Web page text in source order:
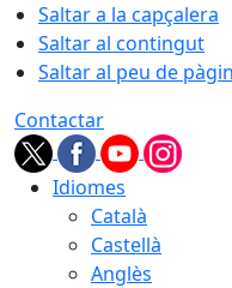
Saltar a la capçalera
Saltar al contingut
Saltar al peu de
Contactar
Idiomes
Català
Castellà
Anglès